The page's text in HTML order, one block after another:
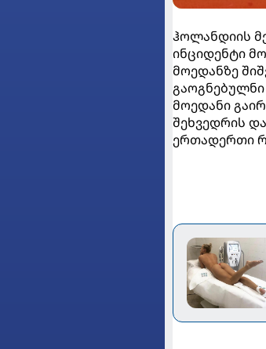
ჰოლანდიის
ინციდენტი
მოედანზე
მოედანი
შეხვედრის
ერთადერთი